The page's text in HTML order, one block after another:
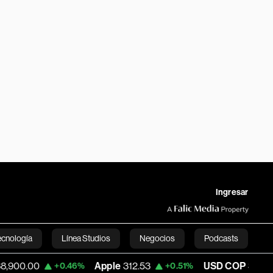
Ingresar
Línea Studios Negocios Podcasts
English
+0.46% Apple 312.53 +0.51% USD COP 3,159.39